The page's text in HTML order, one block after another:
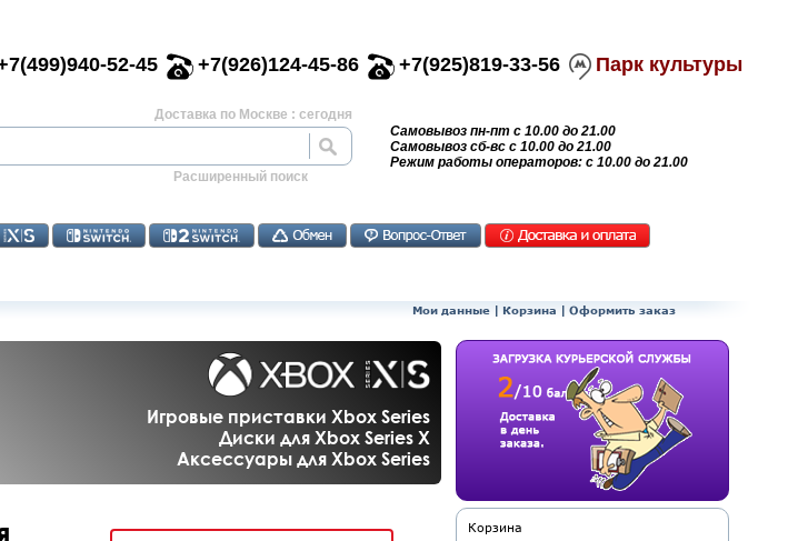
52-45 +7(926)124-45-86 +7(925)819-33-56 Парк культуры
Доставка по Москве : сегодня
Расширенный поиск
Самовывоз пн-пт с 10.00 до 21.00
Самовывоз сб-вс с 10.00 до 21.00
Режим работы операторов: с 10.00 до 21.00
Мои данные | Корзина | Оформить заказ
Игровые приставки Xbox Series
Диски для Xbox Series X
Аксессуары для Xbox Series
Корзина